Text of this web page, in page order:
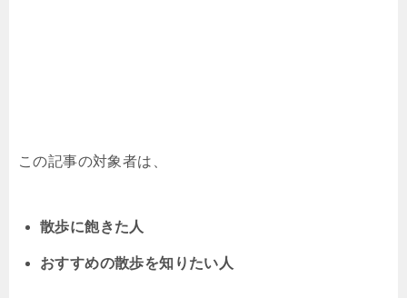
この記事の対象者は、
散歩に飽きた人
おすすめの散歩を知りたい人